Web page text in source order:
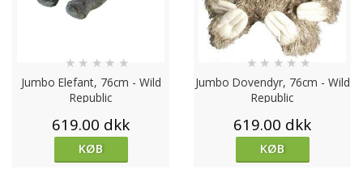
Besøg getateddy.dk i dag og opdag de mange store
bamser, der venter på at blive en del af dit liv eller
bringe glæde til en særlig person i dit liv.
Jumbo Elefant, 76cm - Wild
Republic
★ ★ ★ ★ ★
619.00 dkk
KØB
Jumbo Dovendyr, 76cm - Wild
Republic
★ ★ ★ ★ ★
619.00 dkk
KØB